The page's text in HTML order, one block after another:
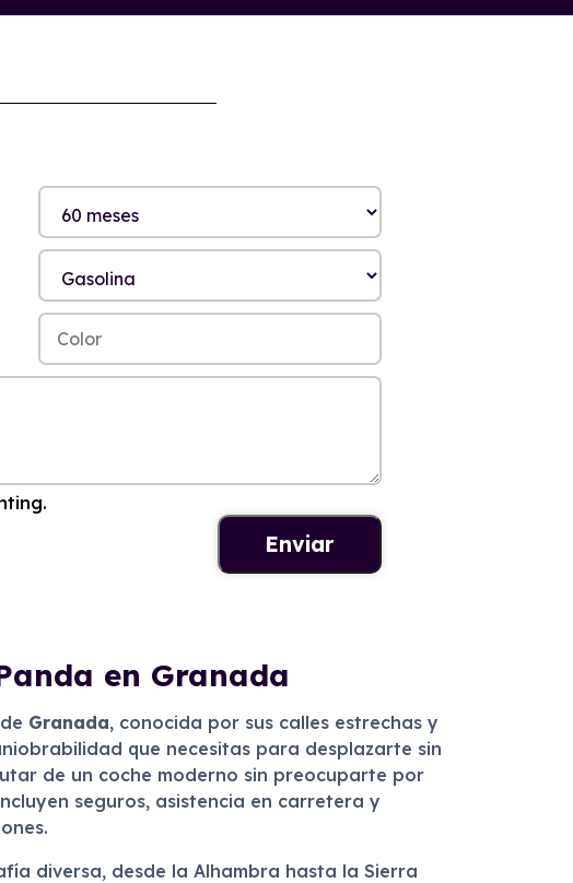
en Granada
Granada, conocida por sus calles estrechas y
que necesitas para desplazarte sin
de un coche moderno sin preocuparte por
seguros, asistencia en carretera y
diversa, desde la Alhambra hasta la Sierra